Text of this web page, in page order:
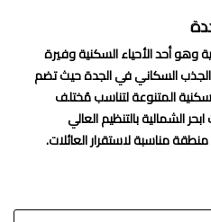
وهو أحد الأحياء السكنية وفيرة
الجذب السكاني في الجدة حيث تضم
المتنوعة لتناسب مُختلف
الشمالية بالتنظيم العالي
مناسبة لاستقرار العائلات.